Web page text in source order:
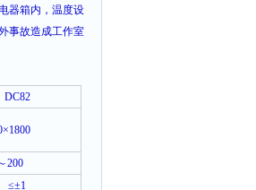
器箱内，温度设
事故造成工作室
DC82
200
≤±1